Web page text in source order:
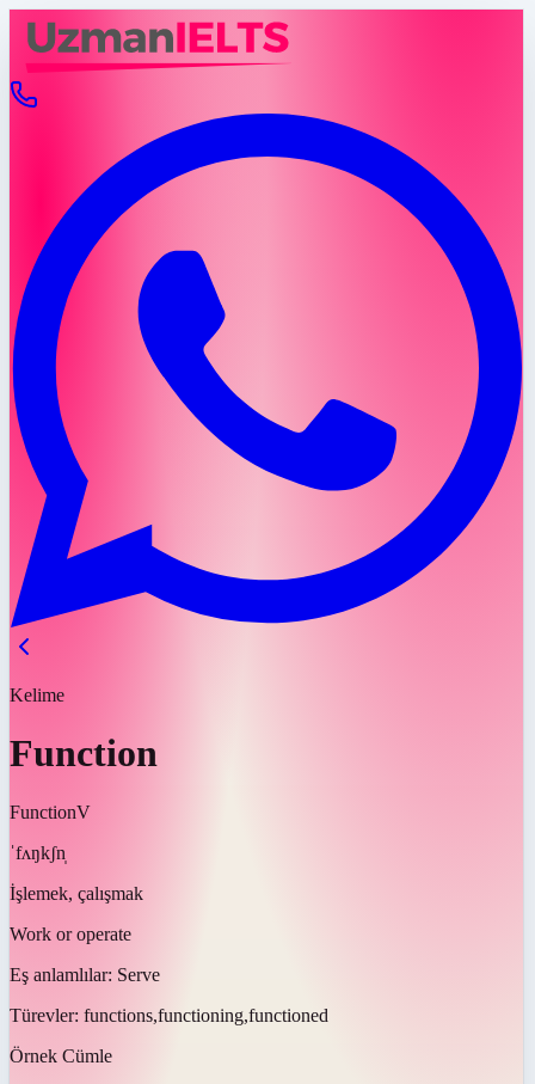
Kelime
Function
FunctionV
ˈfʌŋkʃn̩
İşlemek, çalışmak
Work or operate
Eş anlamlılar: Serve
Türevler: functions,functioning,functioned
Örnek Cümle